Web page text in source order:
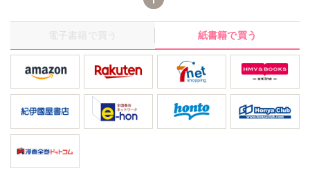
として憧れていたのに、「ホントやらしい身体だね」とエッチな
手つきで触ってくるセクハラ幽霊に、恋愛経験ゼロの誉はドキド
キしたり怒ったり翻弄されるばかりで――!?:憧れの人と奇妙なひ
とつ屋根の下ラブ
電子書籍で買う 紙書籍で買う